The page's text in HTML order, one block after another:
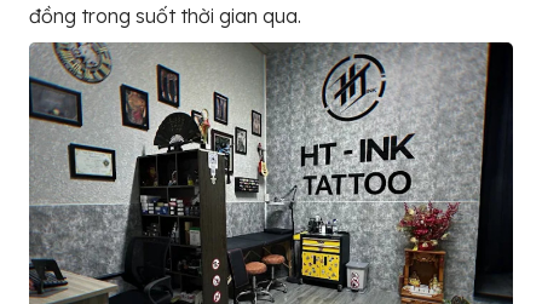
đồng trong suốt thời gian qua.